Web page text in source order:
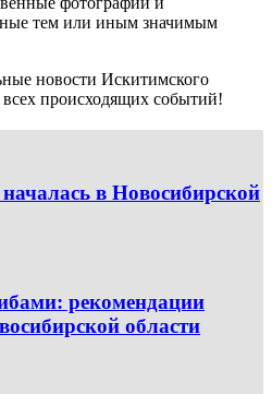
тем или иным значимым
новости Искитимского
происходящих событий!
в Новосибирской
рекомендации
области